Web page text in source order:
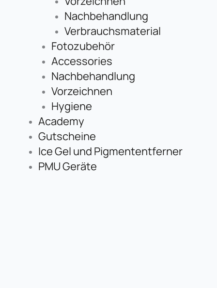
Nachbehandlung
Verbrauchsmaterial
Fotozubehör
Accessories
Nachbehandlung
Vorzeichnen
Hygiene
Academy
Gutscheine
Ice Gel und Pigmententferner
PMU Geräte